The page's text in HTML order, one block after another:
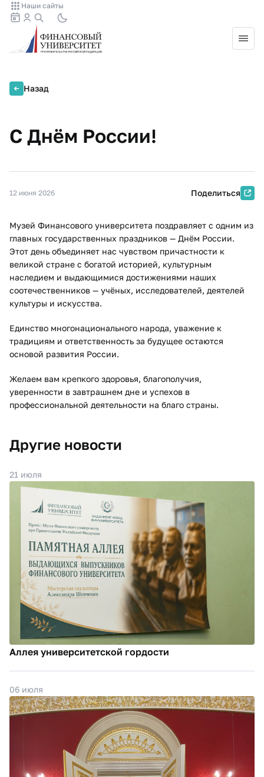
Наши сайты
Назад
С Днём России!
12 июня 2026 Поделиться
Музей Финансового университета поздравляет с одним из
главных государственных праздников — Днём России.
Этот день объединяет нас чувством причастности к
великой стране с богатой историей, культурным
наследием и выдающимися достижениями наших
соотечественников — учёных, исследователей, деятелей
культуры и искусства.
Единство многонационального народа, уважение к
традициям и ответственность за будущее остаются
основой развития России.
Желаем вам крепкого здоровья, благополучия,
уверенности в завтрашнем дне и успехов в
профессиональной деятельности на благо страны.
Другие новости
21 июля
Аллея университетской гордости
06 июля